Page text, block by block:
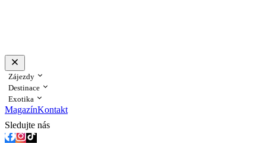
Zájezdy
Destinace
Exotika
MagazínKontakt
Sledujte nás